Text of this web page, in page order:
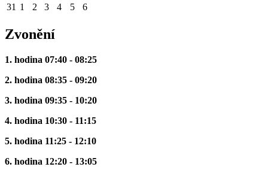
31 1 2 3 4 5 6
Zvonění
1. hodina 07:40 - 08:25
2. hodina 08:35 - 09:20
3. hodina 09:35 - 10:20
4. hodina 10:30 - 11:15
5. hodina 11:25 - 12:10
6. hodina 12:20 - 13:05